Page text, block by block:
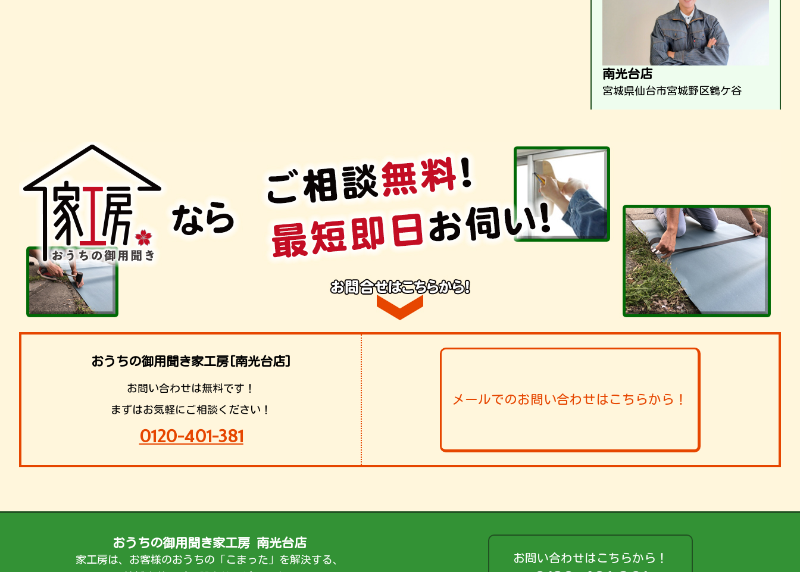
南光台店
宮城県仙台市宮城野区鶴ケ谷
おうちの御用聞き家工房[南光台店]
お問い合わせは無料です！
まずはお気軽にご相談ください！
0120-401-381
メールでのお問い合わせはこちらから！
おうちの御用聞き家工房 南光台店
家工房は、お客様のおうちの「こまった」を解決する、
お問い合わせはこちらから！